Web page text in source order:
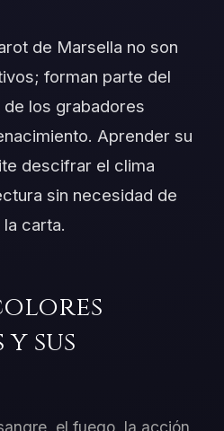
de Marsella no son
forman parte del
los grabadores
Aprender su
descifrar el clima
sin necesidad de
carta.
sus
el fuego, la acción,